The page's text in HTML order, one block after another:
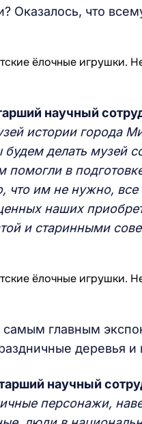
Оказалось, что
научный
истории города
будем делать музей
помогли в
что им не нужно,
наших
и старинными
главным
деревья и
научный
персонажи,